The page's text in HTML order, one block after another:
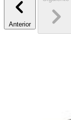
Anterior